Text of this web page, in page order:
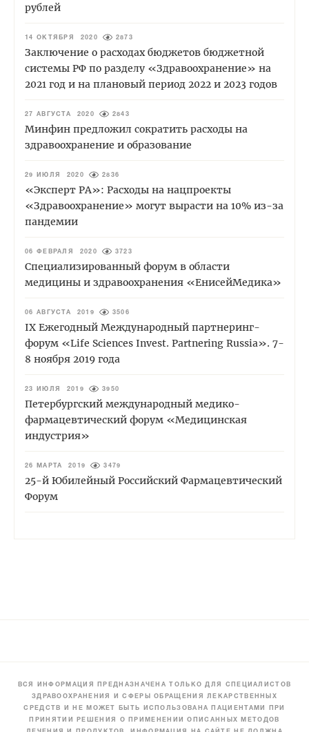
рублей
14 ОКТЯБРЯ 2020 2873
Заключение о расходах бюджетов бюджетной
системы РФ по разделу «Здравоохранение» на
2021 год и на плановый период 2022 и 2023 годов
27 АВГУСТА 2020 2843
Минфин предложил сократить расходы на
здравоохранение и образование
29 ИЮЛЯ 2020 2836
«Эксперт РА»: Расходы на нацпроекты
«Здравоохранение» могут вырасти на 10% из-за
пандемии
06 ФЕВРАЛЯ 2020 3723
Специализированный форум в области
медицины и здравоохранения «ЕнисейМедика»
06 АВГУСТА 2019 3506
IХ Ежегодный Международный партнеринг-
форум «Life Sciences Invest. Partnering Russia». 7-
8 ноября 2019 года
23 ИЮЛЯ 2019 3950
Петербургский международный медико-
фармацевтический форум «Медицинская
индустрия»
26 МАРТА 2019 3479
25-й Юбилейный Российский Фармацевтический
Форум
ВСЯ ИНФОРМАЦИЯ ПРЕДНАЗНАЧЕНА ТОЛЬКО ДЛЯ СПЕЦИАЛИСТОВ
ЗДРАВООХРАНЕНИЯ И СФЕРЫ ОБРАЩЕНИЯ ЛЕКАРСТВЕННЫХ
СРЕДСТВ И НЕ МОЖЕТ БЫТЬ ИСПОЛЬЗОВАНА ПАЦИЕНТАМИ ПРИ
ПРИНЯТИИ РЕШЕНИЯ О ПРИМЕНЕНИИ ОПИСАННЫХ МЕТОДОВ